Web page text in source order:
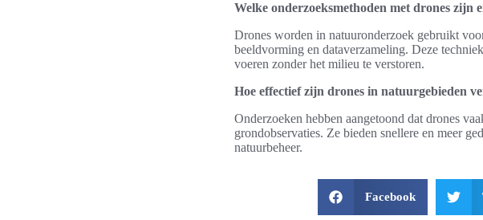
Welke onderzoeksmethoden met drones zijn
Drones worden in natuuronderzoek gebruikt
beeldvorming en dataverzameling. Deze
voeren zonder het milieu te verstoren.
Hoe effectief zijn drones in natuurgebieden
Onderzoeken hebben aangetoond dat drones
grondobservaties. Ze bieden snellere en meer
natuurbeheer.
Facebook